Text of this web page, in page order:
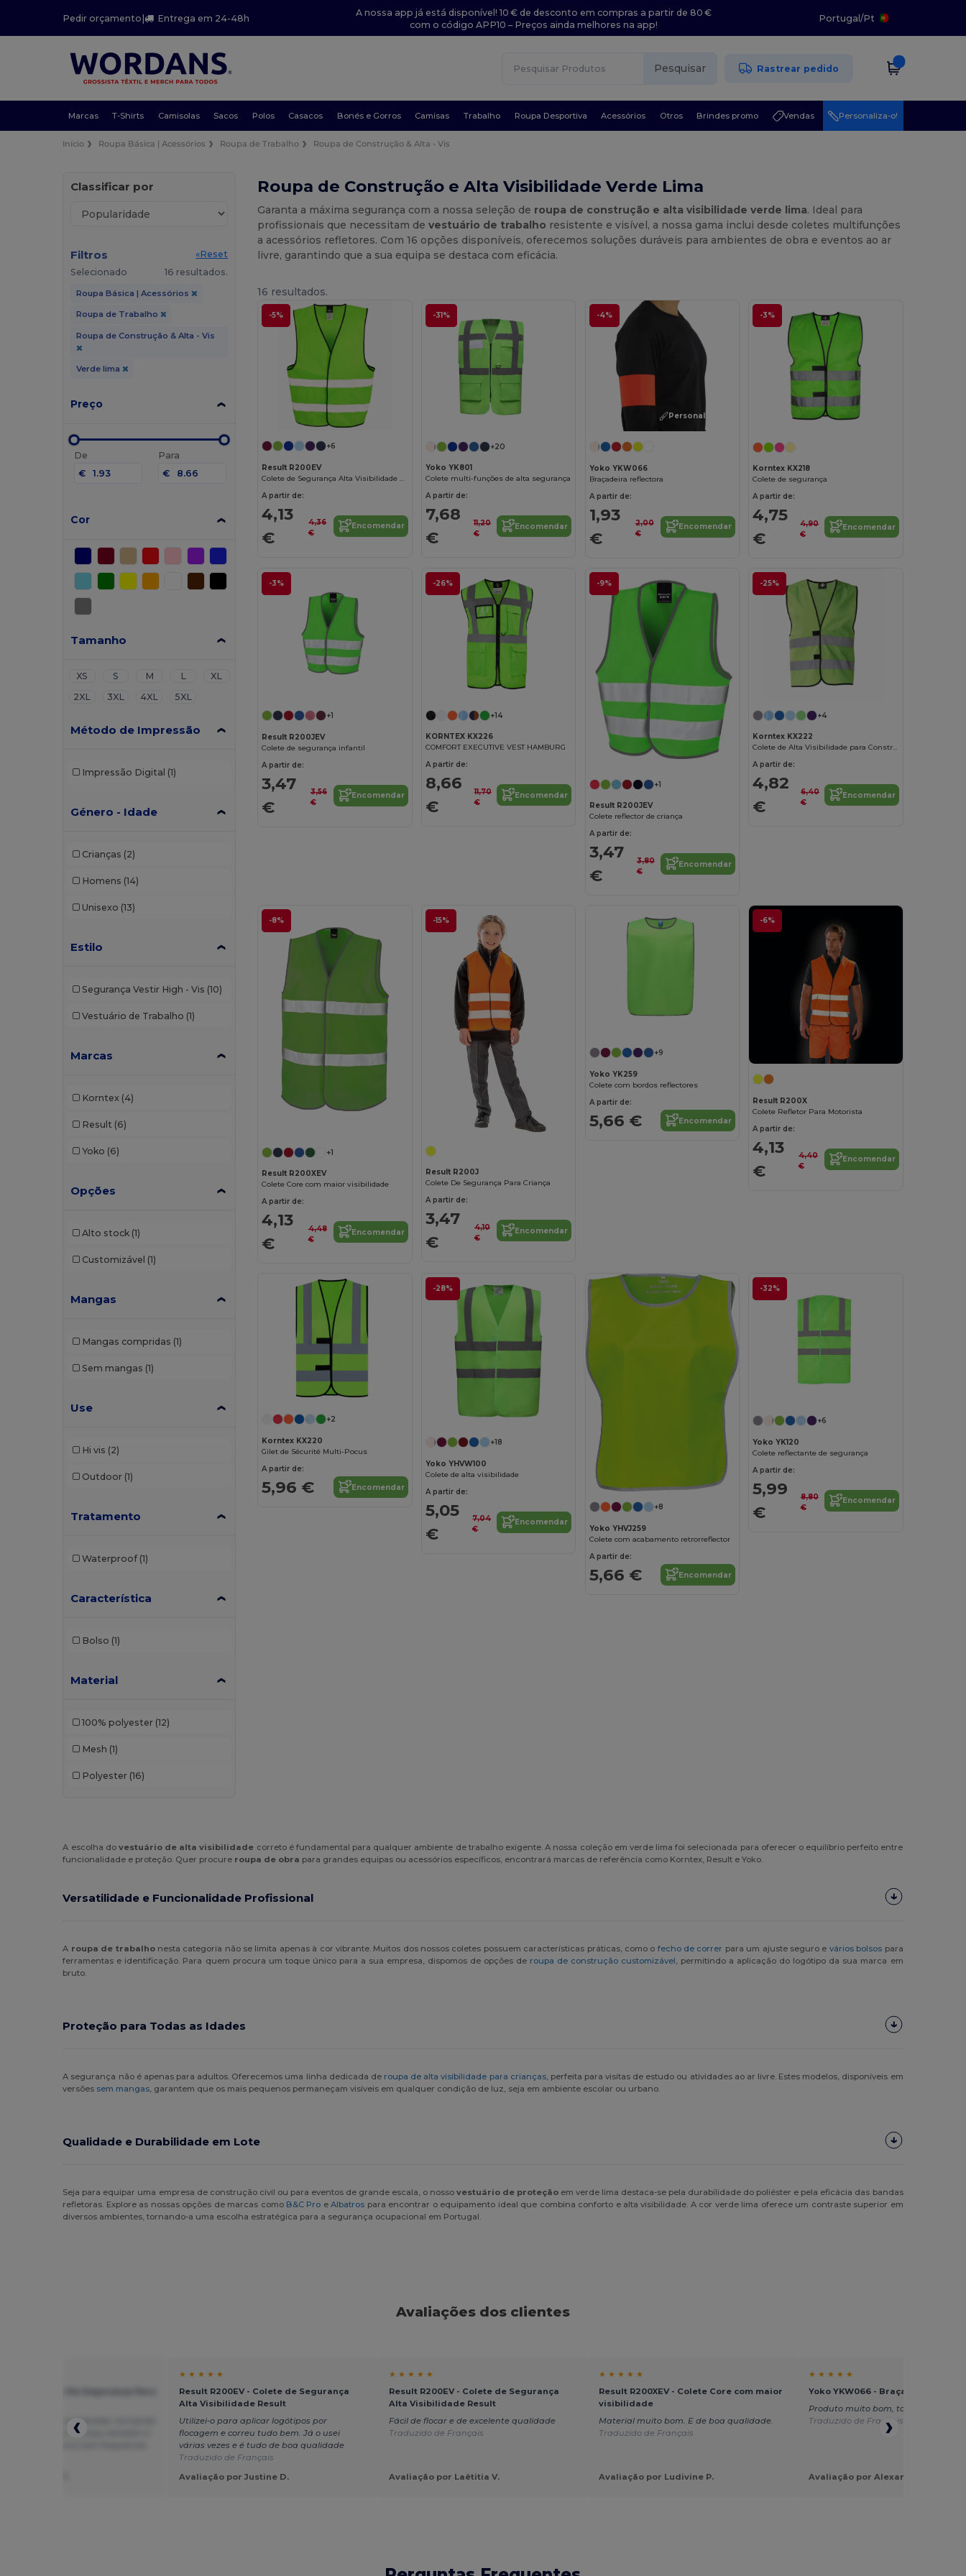
Pedir orçamento| Entrega em 24-48h
A nossa app já está disponível! 10 € de desconto em compras a partir de 80 €
com o código APP10 – Preços ainda melhores na app!
Portugal/Pt
Pesquisar Rastrear pedido
Marcas T-Shirts Camisolas Sacos Polos Casacos Bonés e Gorros Camisas Trabalho Roupa Desportiva Acessórios Otros Brindes promo Vendas Personaliza-o!
Início Roupa Básica | Acessórios Roupa de Trabalho Roupa de Construção & Alta - Vis
Classificar por
Filtros
«Reset
Selecionado
16 resultados.
Roupa Básica | Acessórios
Roupa de Trabalho
Roupa de Construção & Alta - Vis
Verde lima
Preço
De
€
Para
€
Cor
Tamanho
XS S M L
XL
2XL
3XL 4XL 5XL
Método de Impressão
Impressão Digital (1)
Género - Idade
Crianças (2)
Homens (14)
Unisexo (13)
Estilo
Segurança Vestir High - Vis (10)
Vestuário de Trabalho (1)
Marcas
Korntex (4)
Result (6)
Yoko (6)
Opções
Alto stock (1)
Customizável (1)
Mangas
Mangas compridas (1)
Sem mangas (1)
Use
Hi vis (2)
Outdoor (1)
Tratamento
Waterproof (1)
Característica
Bolso (1)
Material
100% polyester (12)
Mesh (1)
Polyester (16)
Roupa de Construção e Alta Visibilidade Verde Lima
Garanta a máxima segurança com a nossa seleção de roupa de construção e alta visibilidade verde lima. Ideal para
profissionais que necessitam devestuário de trabalho resistente e visível, a nossa gama inclui desde coletes multifunções
a acessórios refletores. Com 16 opções disponíveis, oferecemos soluções duráveis para ambientes de obra e eventos ao ar
livre, garantindo que a sua equipa se destaca com eficácia.
16 resultados.
-5%
+6
Result R200EV
A partir de:
4,13
€
4,36
€
Encomendar
-31%
+20
Yoko YK801
Colete multi-funções de alta segurança
A partir de:
7,68
€
11,20
€
Encomendar
-4%
Personalize-o!
Yoko YKW066
Braçadeira reflectora
A partir de:
1,93
€
2,00
€
Encomendar
-3%
Korntex KX218
Colete de segurança
A partir de:
4,75
€
4,90
€
Encomendar
-3%
+1
Result R200JEV
Colete de segurança infantil
A partir de:
3,47
€
3,56
€
Encomendar
-26%
+14
KORNTEX KX226
COMFORT EXECUTIVE VEST HAMBURG
A partir de:
8,66
€
11,70
€
Encomendar
-9%
+1
Result R200JEV
Colete reflector de criança
A partir de:
3,47
€
3,80
€
Encomendar
-25%
+4
Korntex KX222
Colete de Alta Visibilidade para Construção
A partir de:
4,82
€
6,40
€
Encomendar
-8%
+1
Result R200XEV
Colete Core com maior visibilidade
A partir de:
4,13
€
4,48
€
Encomendar
-15%
Result R200J
Colete De Segurança Para Criança
A partir de:
3,47
€
4,10
€
Encomendar
+9
Yoko YK259
Colete com bordos reflectores
A partir de:
5,66 € Encomendar
-6%
Result R200X
Colete Refletor Para Motorista
A partir de:
4,13
€
4,40
€
Encomendar
+2
Korntex KX220
Gilet de Sécurité Multi-Pocus
A partir de:
5,96 € Encomendar
-28%
+18
Yoko YHVW100
Colete de alta visibilidade
A partir de:
5,05
€
7,04
€
Encomendar
+8
Yoko YHVJ259
Colete com acabamento retrorreflector
A partir de:
5,66 € Encomendar
-32%
+6
Yoko YK120
Colete reflectante de segurança
A partir de:
5,99
€
8,80
€
Encomendar
A escolha do vestuário de alta visibilidade correto é fundamental para qualquer ambiente de trabalho exigente. A nossa coleção em verde lima foi selecionada para oferecer o equilíbrio perfeito entre
funcionalidade e proteção. Quer procure roupa de obra para grandes equipas ou acessórios específicos, encontrará marcas de referência como Korntex, Result e Yoko.
Versatilidade e Funcionalidade Profissional
A roupa de trabalhonesta categoria não se limita apenas à cor vibrante. Muitos dos nossos coletes possuem características práticas, como o fecho de correr para um ajuste seguro e vários bolsos para
ferramentas e identificação. Para quem procura um toque único para a sua empresa, dispomos de opções de roupa de construção customizável, permitindo a aplicação do logótipo da sua marca em
bruto.
Proteção para Todas as Idades
A segurança não é apenas para adultos. Oferecemos uma linha dedicada de roupa de alta visibilidade para crianças, perfeita para visitas de estudo ou atividades ao ar livre. Estes modelos, disponíveis em
versões sem mangas, garantem que os mais pequenos permaneçam visíveis em qualquer condição de luz, seja em ambiente escolar ou urbano.
Qualidade e Durabilidade em Lote
Seja para equipar uma empresa de construção civil ou para eventos de grande escala, o nosso vestuário de proteção em verde lima destaca-se pela durabilidade do poliéster e pela eficácia das bandas
refletoras. Explore as nossas opções de marcas como B&C Pro eAlbatros para encontrar o equipamento ideal que combina conforto e alta visibilidade. A cor verde lima oferece um contraste superior em
diversos ambientes, tornando-a uma escolha estratégica para a segurança ocupacional em Portugal.
Avaliações dos clientes
V agiu como esperado, tornando
ainda melhor, o preço também é
★ ★ ★ ★ ★
Result R200EV - Colete de Segurança
Alta Visibilidade Result
Utilizei-o para aplicar logótipos por
flocagem e correu tudo bem. Já o usei
várias vezes e é tudo de boa qualidade
Traduzido de Français
Avaliação por Justine D.
★ ★ ★ ★ ★
Result R200EV - Colete de Segurança
Alta Visibilidade Result
Fácil de flocar e de excelente qualidade
Traduzido de Français
Avaliação por Laëtitia V.
★ ★ ★ ★ ★
Result R200XEV - Colete Core com maior
visibilidade
Material muito bom. E de boa qualidade.
Traduzido de Français
Avaliação por Ludivine P.
★ ★ ★ ★ ★
Yoko YKW066 - Braçadeira
Produto muito bom, tal como
Traduzido de Français
Avaliação por Alexandra L.